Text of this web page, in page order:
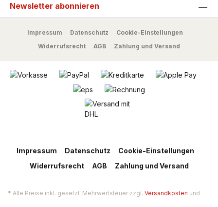
Newsletter abonnieren
Impressum Datenschutz
Cookie-Einstellungen
Widerrufsrecht
AGB Zahlung und Versand
Impressum Datenschutz
Cookie-Einstellungen
Widerrufsrecht
AGB Zahlung und Versand
* Alle Preise inkl. gesetzl. Mehrwertsteuer zzgl. Versandkosten und